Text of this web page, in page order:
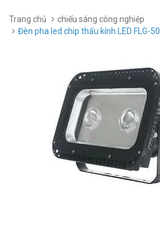
Trang chủ
chiếu sáng công nghiệp
Đèn pha led chip thấu kính LED FLG-50